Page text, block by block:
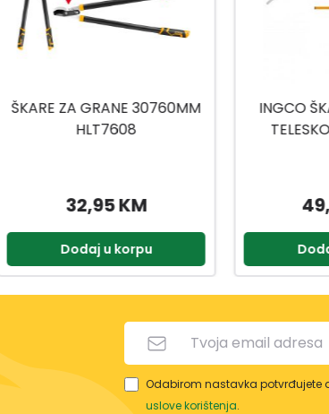
INGCO ŠKARE ZA GRANE
TELESKOP HEPS25281
49,95 KM
Dodaj u korpu
INGCO
710-
Odabirom nastavka potvrđujete
uslove korištenja.